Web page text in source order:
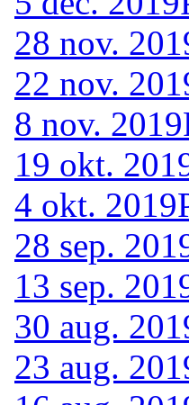
28 nov.
22 nov.
8 nov. 2019
19 okt.
4 okt. 2019
28 sep.
13 sep.
30 aug.
23 aug.